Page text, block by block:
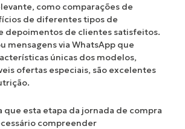
como comparações de
de diferentes tipos de
depoimentos de clientes satisfeitos.
mensagens via WhatsApp que
únicas dos modelos,
ofertas especiais, são excelentes
que esta etapa da jornada de compra
compreender